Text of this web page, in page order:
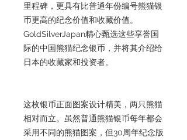
里程碑，更具有比普通年份编号熊猫银
币更高的纪念价值和收藏价值。
GoldSilverJapan精心甄选这些享誉国
际的中国熊猫纪念银币，并将其介绍给
日本的收藏家和投资者。
这枚银币正面图案设计精美，两只熊猫
相对而立。虽然普通熊猫银币每年都会
采用不同的熊猫图案，但30周年纪念版